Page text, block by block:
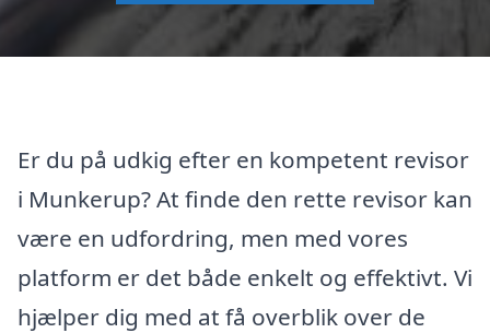
Er du på udkig efter en kompetent revisor
i Munkerup? At finde den rette revisor kan
være en udfordring, men med vores
platform er det både enkelt og effektivt. Vi
hjælper dig med at få overblik over de